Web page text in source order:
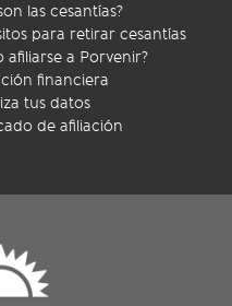
las cesantías?
para retirar cesantías
afiliarse a Porvenir?
financiera
tus datos
de afiliación